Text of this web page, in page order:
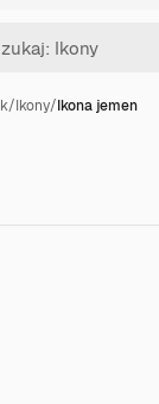
/Ikony/Ikona jemen